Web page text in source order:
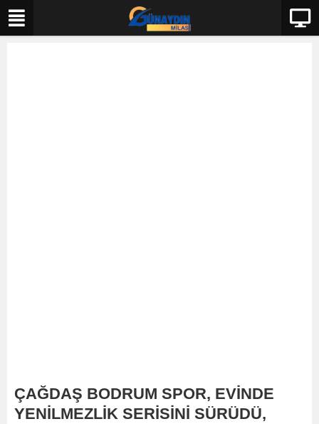
ÇAĞDAŞ BODRUM SPOR, EVİNDE
YENİLMEZLİK SERİSİNİ SÜRÜDÜ,